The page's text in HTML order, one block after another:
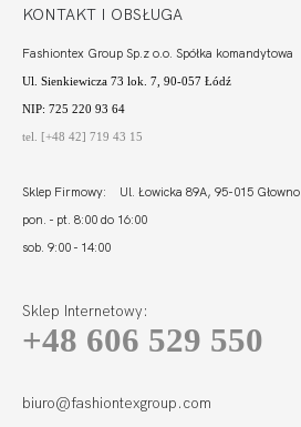
LOLI POP FIGI
KONTAKT I OBSŁUGA
Fashiontex Group Sp.z o.o. Spółka komandytowa
Ul. Sienkiewicza 73 lok. 7, 90-057 Łódź
NIP: 725 220 93 64
tel. [+48 42] 719 43 15
Sklep Firmowy: Ul. Łowicka 89A, 95-015 Głowno
pon. - pt. 8:00 do 16:00
sob. 9:00 - 14:00
Sklep Internetowy:
+48 606 529 550
biuro@fashiontexgroup.com